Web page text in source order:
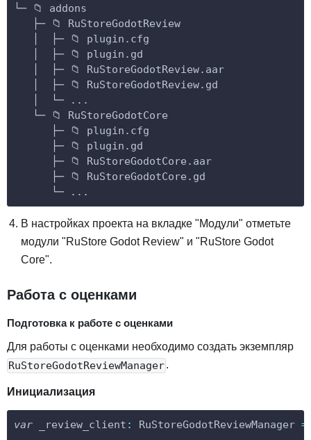
└─ 📁 addons
   ├─ 📁 RuStoreGodotReview
   │  ├─ 📁 plugin.cfg
   │  ├─ 📁 plugin.gd
   │  ├─ 📁 RuStoreGodotReview.aar
   │  ├─ 📁 RuStoreGodotReview.gd
   │  └─ ...
   └─ 📁 RuStoreGodotCore
      ├─ 📁 plugin.cfg
      ├─ 📁 plugin.gd
      ├─ 📁 RuStoreGodotCore.aar
      ├─ 📁 RuStoreGodotCore.gd
      └─ ...
В настройках проекта на вкладке "Модули" отметьте
модули "RuStore Godot Review" и "RuStore Godot
Core".
Работа с оценками
Подготовка к работе с оценками
Для работы с оценками необходимо создать экземпляр
RuStoreGodotReviewManager.
Инициализация
var _review_client : RuStoreGodotReviewManager =